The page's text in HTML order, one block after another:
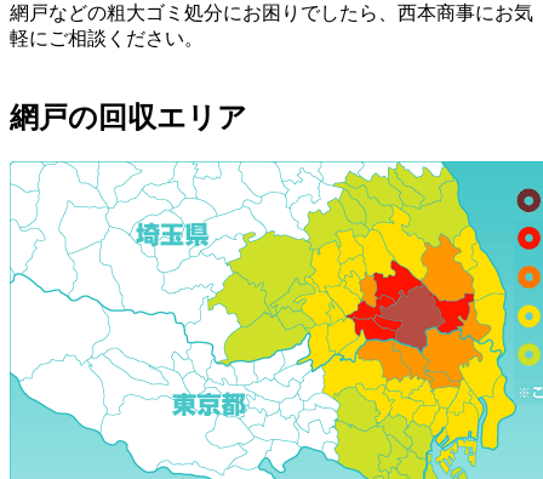
網戸などの粗大ゴミ処分にお困りでしたら、西本商事にお気
軽にご相談ください。
網戸の回収エリア